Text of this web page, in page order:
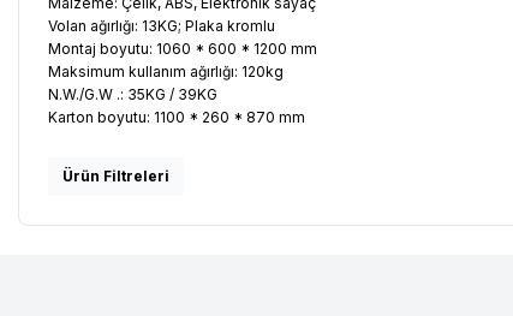
Volan ağırlığı: 13KG; Plaka kromlu
Montaj boyutu: 1060 * 600 * 1200 mm
Maksimum kullanım ağırlığı: 120kg
N.W./G.W .: 35KG / 39KG
Karton boyutu: 1100 * 260 * 870 mm
Ürün Filtreleri